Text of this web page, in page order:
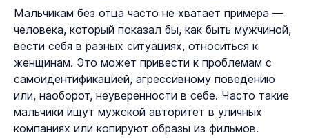
Мальчикам без отца часто не хватает примера —
человека, который показал бы, как быть мужчиной,
вести себя в разных ситуациях, относиться к
женщинам. Это может привести к проблемам с
самоидентификацией, агрессивному поведению
или, наоборот, неуверенности в себе. Часто такие
мальчики ищут мужской авторитет в уличных
компаниях или копируют образы из фильмов.